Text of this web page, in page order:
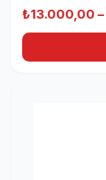
₺13.000,00 –